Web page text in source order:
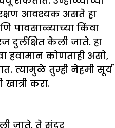
आवश्यक असते हा
पावसाळ्याच्या किंवा
दुर्लक्षित केली जाते. हा
कोणताही असो,
त्यामुळे तुम्ही नेहमी सूर्य
करा.
जाते. ते सुंदर